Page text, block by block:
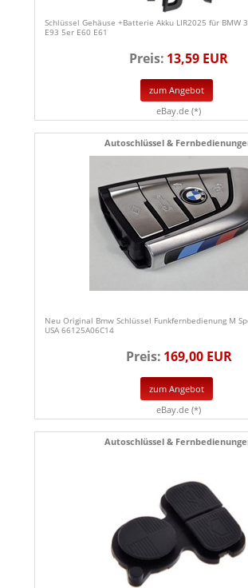
Schlüssel Gehäuse +Batterie Akku LIR2025 für BMW
E93 5er E60 E61
Preis: 13,59 EUR
zum Angebot
eBay.de (*)
Autoschlüssel &
Neu Original Bmw Schlüssel Funkfernbedienung M
USA 66125A06C14
Preis: 169,00 EUR
zum Angebot
eBay.de (*)
Autoschlüssel &